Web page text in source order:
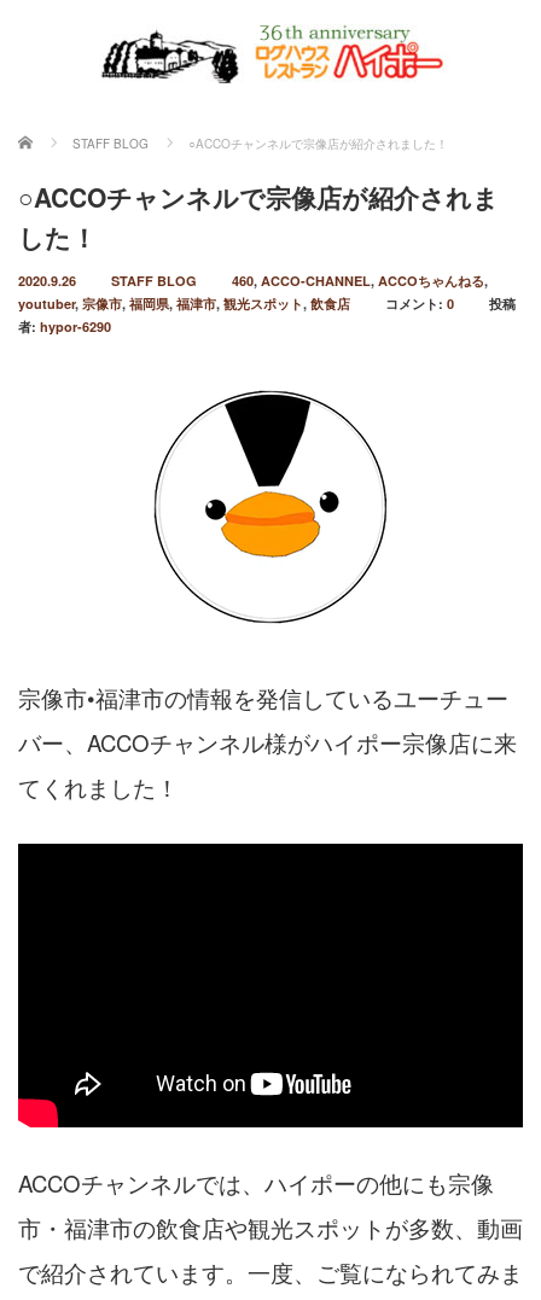
ホーム STAFF BLOG ○ACCOチャンネルで宗像店が紹介されました！
○ACCOチャンネルで宗像店が紹介されま
した！
2020.9.26 STAFF BLOG 460, ACCO-CHANNEL, ACCOちゃんねる,
youtuber, 宗像市, 福岡県, 福津市, 観光スポット, 飲食店 コメント: 0
投稿
者: hypor-6290
宗像市•福津市の情報を発信しているユーチュー
バー、ACCOチャンネル様がハイポー宗像店に来
てくれました！
ACCOチャンネルでは、ハイポーの他にも宗像
市・福津市の飲食店や観光スポットが多数、動画
で紹介されています。 一度、ご覧になられてみま